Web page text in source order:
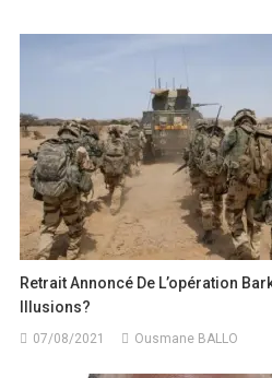
l’article
Retrait Annoncé De L’opération
Illusions?
07/08/2021 Ousmane BALLO